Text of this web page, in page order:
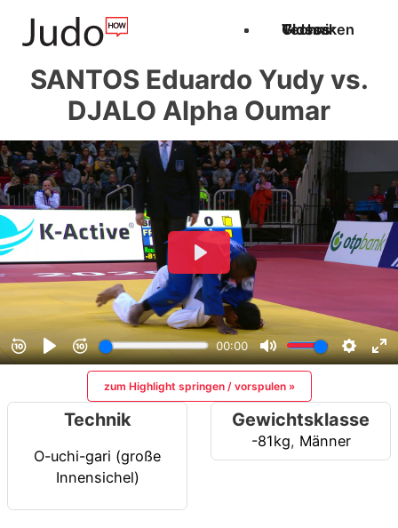
Techniken
Videos
Glossar
SANTOS Eduardo Yudy vs.
DJALO Alpha Oumar
zum Highlight springen / vorspulen »
Technik
O-uchi-gari (große
Innensichel)
Gewichtsklasse
-81kg, Männer